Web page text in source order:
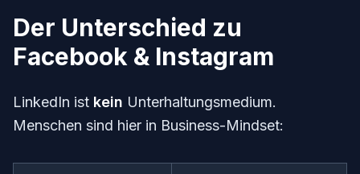
Der Unterschied zu
Facebook & Instagram
LinkedIn ist kein Unterhaltungsmedium.
Menschen sind hier in Business-Mindset: